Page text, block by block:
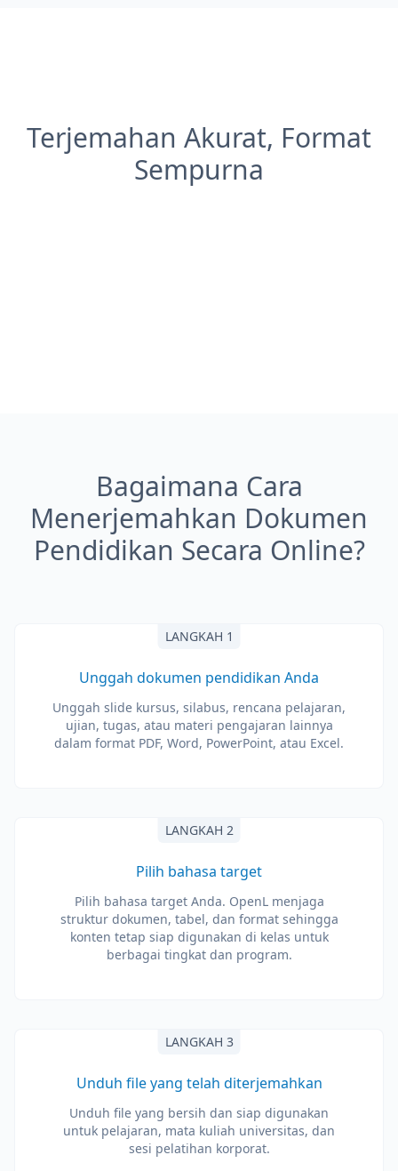
Terjemahan Akurat, Format
Sempurna
Bagaimana Cara
Menerjemahkan Dokumen
Pendidikan Secara Online?
LANGKAH 1
Unggah dokumen pendidikan Anda
Unggah slide kursus, silabus, rencana pelajaran,
ujian, tugas, atau materi pengajaran lainnya
dalam format PDF, Word, PowerPoint, atau Excel.
LANGKAH 2
Pilih bahasa target
Pilih bahasa target Anda. OpenL menjaga
struktur dokumen, tabel, dan format sehingga
konten tetap siap digunakan di kelas untuk
berbagai tingkat dan program.
LANGKAH 3
Unduh file yang telah diterjemahkan
Unduh file yang bersih dan siap digunakan
untuk pelajaran, mata kuliah universitas, dan
sesi pelatihan korporat.